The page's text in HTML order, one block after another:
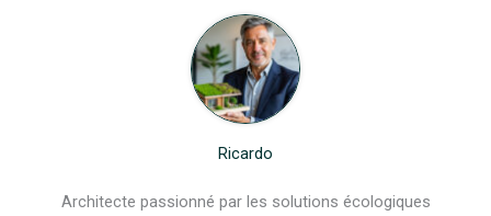
Ricardo
Architecte passionné par les solutions écologiques